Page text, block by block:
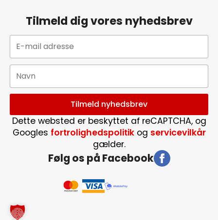
Tilmeld dig vores nyhedsbrev
Dette websted er beskyttet af reCAPTCHA, og
Googles fortrolighedspolitikog servicevilkår
gælder.
Følg os på Facebook